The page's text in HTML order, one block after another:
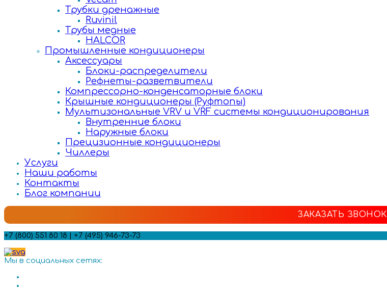
Трубки дренажные
Ruvinil
Трубы медные
HALCOR
Промышленные кондиционеры
Аксессуары
Блоки-распределители
Рефнеты-разветвители
Компрессорно-конденсаторные блоки
Крышные кондиционеры (Руфтопы)
Мультизональные VRV и VRF системы кондиционирования
Внутренние блоки
Наружные блоки
Прецизионные кондиционеры
Чиллеры
Услуги
Наши работы
Контакты
Блог компании
ЗАКАЗАТЬ ЗВОНОК
+7 (800) 551 80 18 | +7 (495) 946-73-73
Мы в социальных сетях: